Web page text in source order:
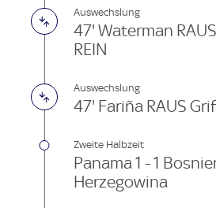
Auswechslung
47' Waterman
REIN
Auswechslung
47' Fariña RAUS
Zweite Halbzeit
Panama 1 - 1
Herzegowina